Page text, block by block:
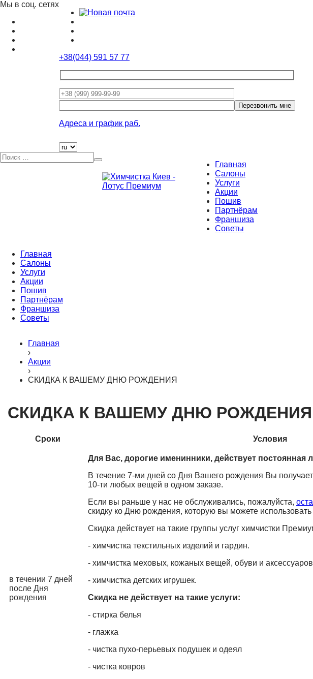
Мы в соц. сетях
+38(044) 591 57 77
это
поле
Адреса и график раб.
Главная
Салоны
Услуги
Акции
Пошив
Партнёрам
Франшиза
Советы
Главная
Салоны
Услуги
Акции
Пошив
Партнёрам
Франшиза
Советы
Главная
›
Акции
›
СКИДКА К ВАШЕМУ ДНЮ РОЖДЕНИЯ
СКИДКА К ВАШЕМУ ДНЮ РОЖДЕНИЯ
Сроки Условия
в течении 7 дней
после Дня
рождения
Для Вас, дорогие именинники, действует постоянная
В течение 7-ми дней со Дня Вашего рождения Вы
10-ти любых вещей в одном заказе.
Если вы раньше у нас не обслуживались, пожалуйста,
скидку ко Дню рождения, которую вы можете
Скидка действует на такие группы услуг химчистки
- химчистка текстильных изделий и гардин.
- химчистка меховых, кожаных вещей, обуви и
- химчистка детских игрушек.
Скидка не действует на такие услуги:
- стирка белья
- глажка
- чистка пухо-перьевых подушек и одеял
- чистка ковров